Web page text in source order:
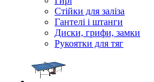
Стійки для заліза
Гантелі і штанги
Диски, грифи, замки
Рукоятки для тяг